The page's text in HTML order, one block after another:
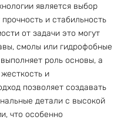
является выбор
и стабильность
от задачи это могут
смолы или гидрофобные
роль основы, а
и
позволяет создавать
детали с высокой
что особенно